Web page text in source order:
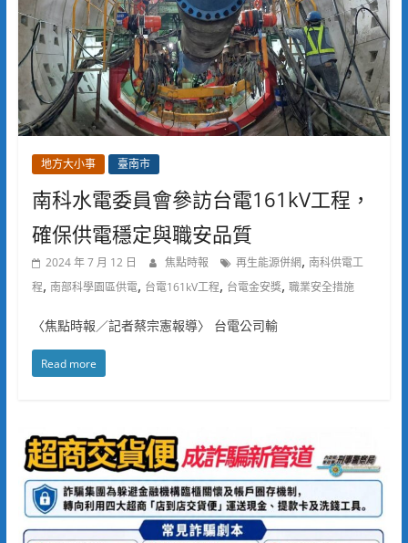
地方大小事 臺南市
南科水電委員會參訪台電161kV工程，
確保供電穩定與職安品質
2024 年 7 月 12 日 焦點時報 再生能源併網, 南科供電工
程, 南部科學園區供電, 台電161kV工程, 台電金安獎, 職業安全措施
〈焦點時報／記者蔡宗憲報導〉 台電公司輸
Read more